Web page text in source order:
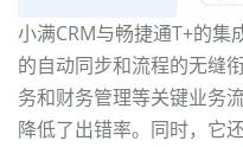
小满CRM与畅捷通T+的集
的自动同步和流程的无缝
务和财务管理等关键业务
降低了出错率。同时，它